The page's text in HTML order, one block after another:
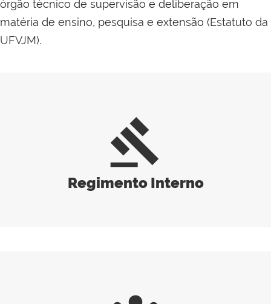
órgão técnico de supervisão e deliberação em
matéria de ensino, pesquisa e extensão (Estatuto da
UFVJM).
gavel
Regimento Interno